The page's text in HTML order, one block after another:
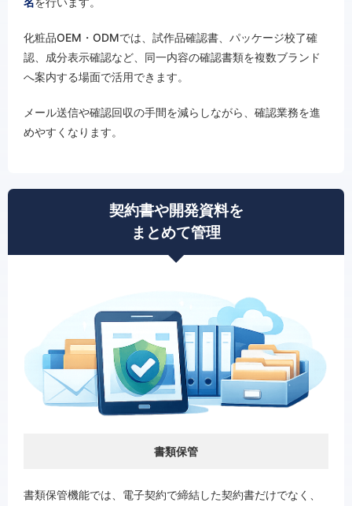
化粧品OEM・ODMでは、試作品確認書、パッケージ校了確
認、成分表示確認など、同一内容の確認書類を複数ブランド
へ案内する場面で活用できます。
メール送信や確認回収の手間を減らしながら、確認業務を進
めやすくなります。
契約書や開発資料を
まとめて管理
書類保管
書類保管機能では、電子契約で締結した契約書だけでなく、